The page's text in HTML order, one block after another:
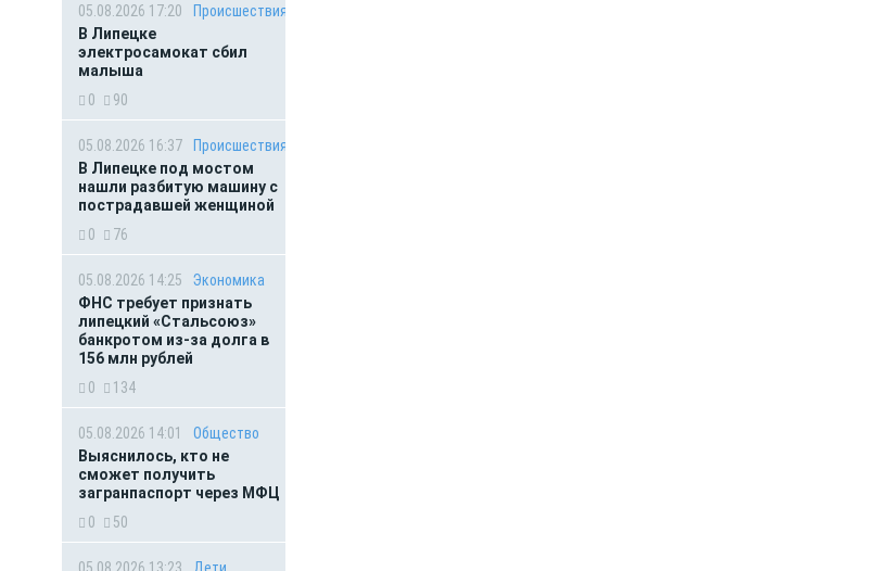
05.08.2026 17:20
Происшествия
В Липецке
электросамокат сбил
малыша
0
90
05.08.2026 16:37
Происшествия
В Липецке под мостом
нашли разбитую машину с
пострадавшей женщиной
0
76
05.08.2026 14:25
Экономика
ФНС требует признать
липецкий «Стальсоюз»
банкротом из-за долга в
156 млн рублей
0
134
05.08.2026 14:01
Общество
Выяснилось, кто не
сможет получить
загранпаспорт через МФЦ
0
50
05.08.2026 13:23 Дети